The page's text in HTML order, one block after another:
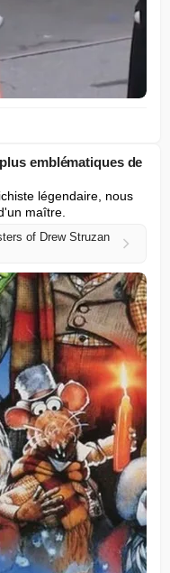
emblématiques de
légendaire, nous
maître.
of Drew Struzan